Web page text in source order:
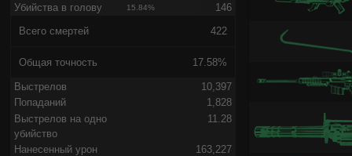
Убийства в голову 15.84% 146
Всего смертей 422
Общая точность 17.58%
Выстрелов
10,397
Попаданий
1,828
Выстрелов на одно
убийство
11.28
Нанесенный урон
163,227